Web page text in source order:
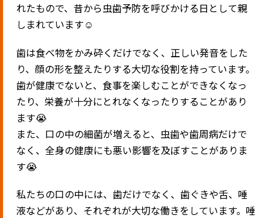
れたもので、昔から虫歯予防を呼びかける日として親
しまれています☺️
歯は食べ物をかみ砕くだけでなく、正しい発音をした
り、顔の形を整えたりする大切な役割を持っています。
歯が健康でないと、食事を楽しむことができなくなっ
たり、栄養が十分にとれなくなったりすることがあり
ます😭
また、口の中の細菌が増えると、虫歯や歯周病だけで
なく、全身の健康にも悪い影響を及ぼすことがありま
す😭
私たちの口の中には、歯だけでなく、歯ぐきや舌、唾
液などがあり、それぞれが大切な働きをしています。唾